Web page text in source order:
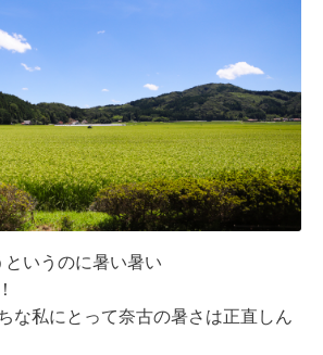
というのに暑い暑い
な私にとって奈古の暑さは正直しん